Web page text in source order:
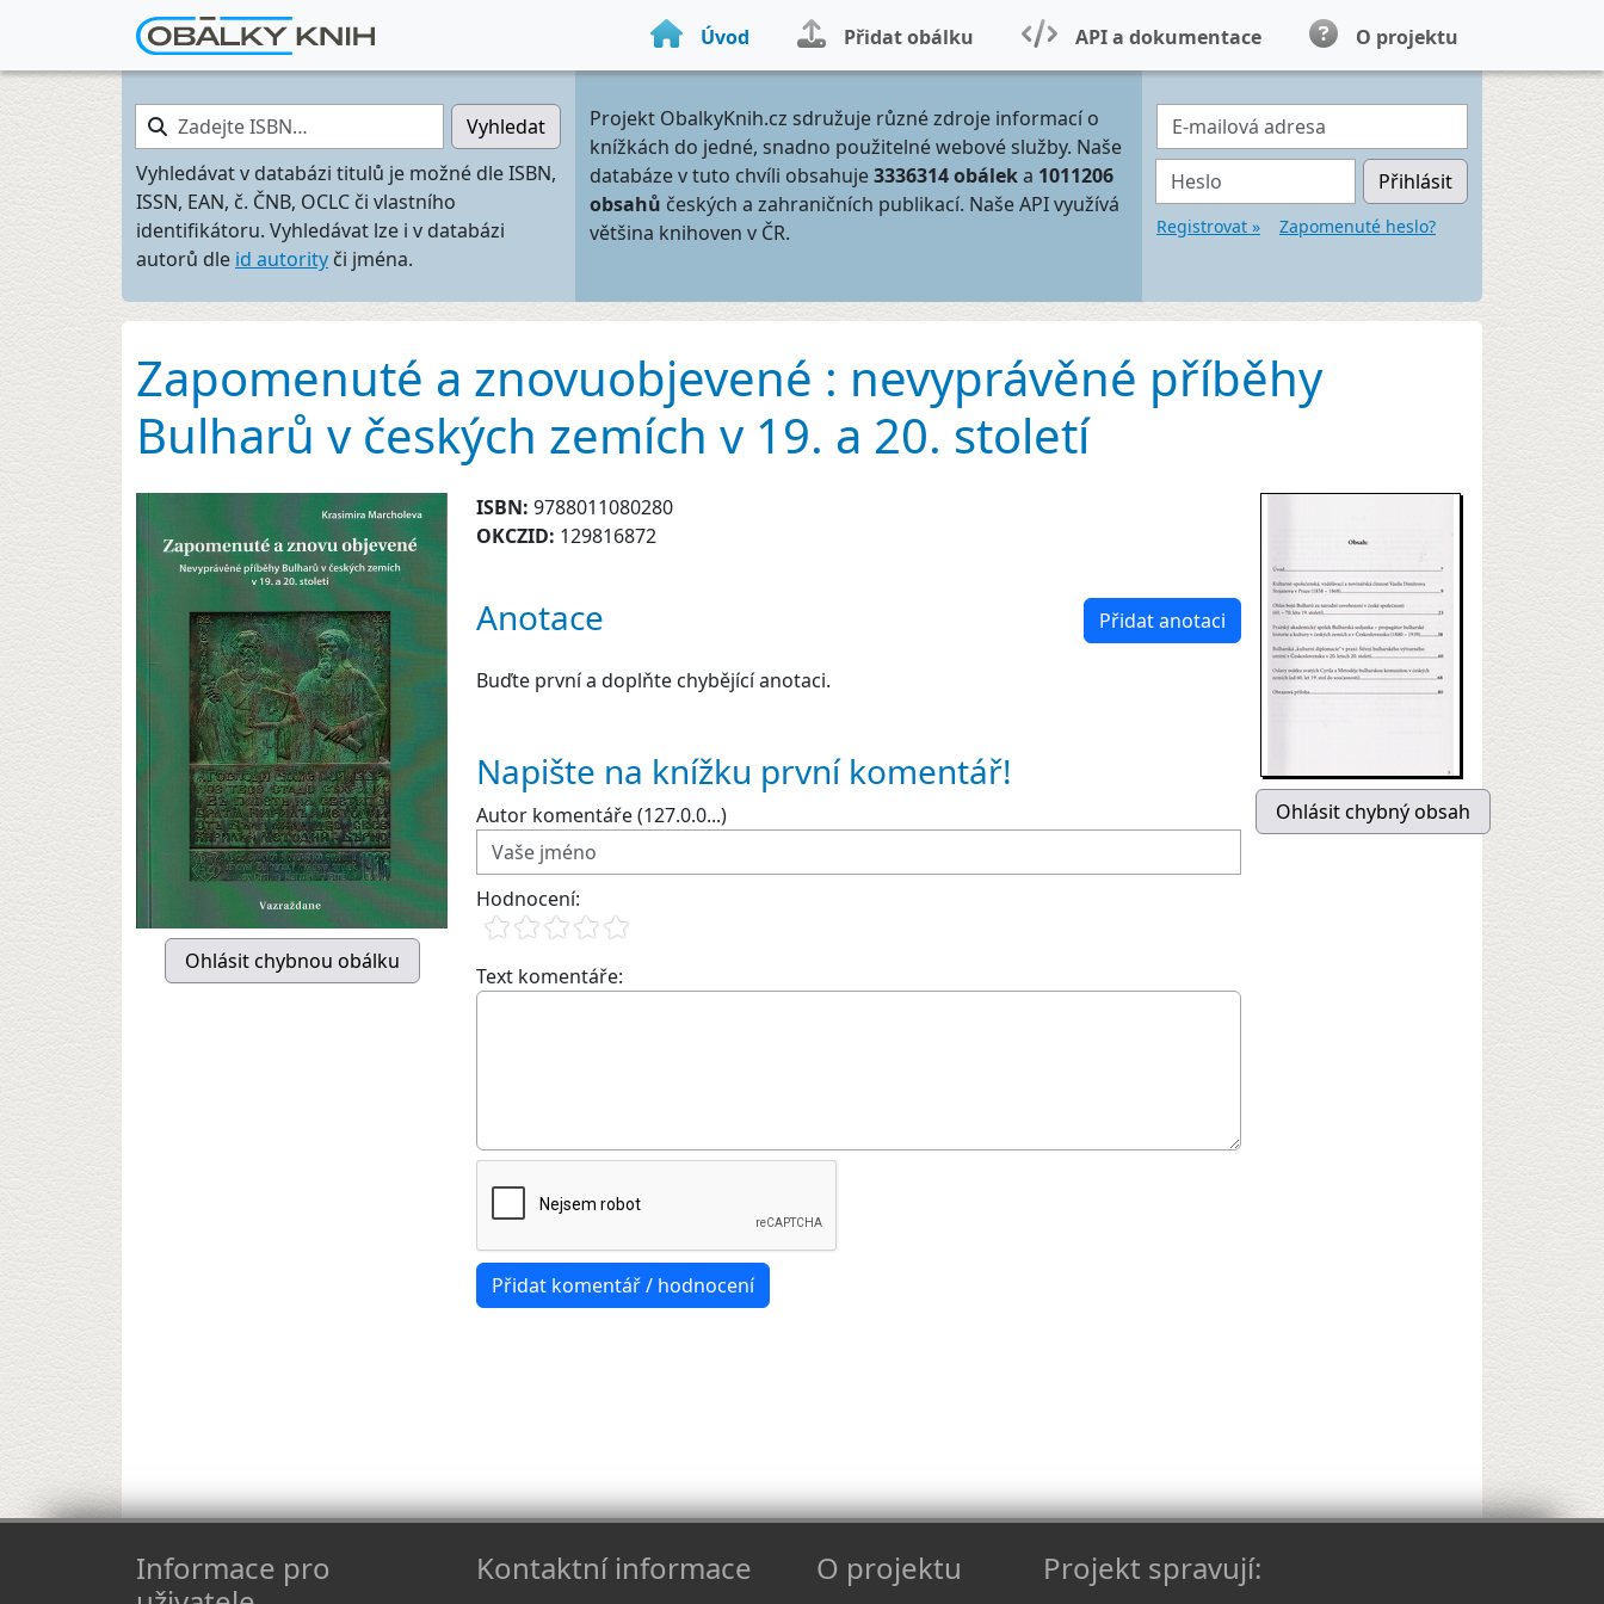
Úvod Přidat obálku API a dokumentace O projektu
Zadejte ISBN…
Vyhledat
Vyhledávat v databázi titulů je možné dle ISBN,
ISSN, EAN, č. ČNB, OCLC či vlastního
identifikátoru. Vyhledávat lze i v databázi
autorů dle id autority či jména.
Projekt ObalkyKnih.cz sdružuje různé zdroje informací o
knížkách do jedné, snadno použitelné webové služby. Naše
databáze v tuto chvíli obsahuje3336314 obáleka 1011206
obsahů českých a zahraničních publikací. Naše API využívá
většina knihoven v ČR.
E-mailová adresa
Heslo Přihlásit
Registrovat » Zapomenuté heslo?
Zapomenuté a znovuobjevené : nevyprávěné příběhy
Bulharů v českých zemích v 19. a 20. století
ISBN: 9788011080280
OKCZID: 129816872
Anotace Přidat anotaci
Buďte první a doplňte chybějící anotaci.
Napište na knížku první komentář!
Autor komentáře (127.0.0...)
Hodnocení:
Text komentáře:
Informace pro
Kontaktní informace O projektu Projekt spravují: